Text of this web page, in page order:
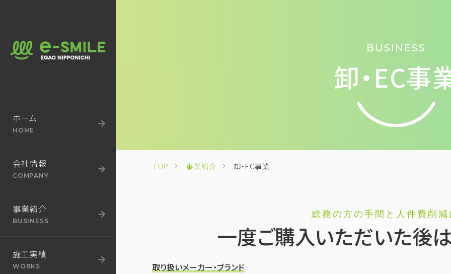
ホーム
HOME
会社情報
COMPANY
事業紹介
BUSINESS
BUSINESS
事業紹介
施工実績
WORKS
SUSTAINABILITY
サステナビリティ
BUSINESS
卸・EC事
TOP 事業紹介 卸・EC事業
総務の方の手間と人件費削
一度ご購入いただいた後
取り扱いメーカー・ブランド